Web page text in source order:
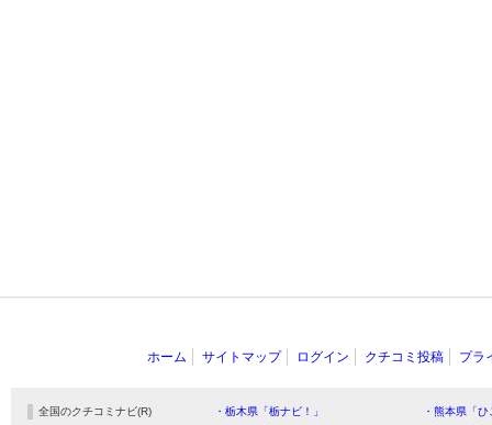
ホーム サイトマップ ログイン クチコミ投稿 プラ
全国のクチコミナビ(R) ・栃木県「栃ナビ！」
・熊本県「